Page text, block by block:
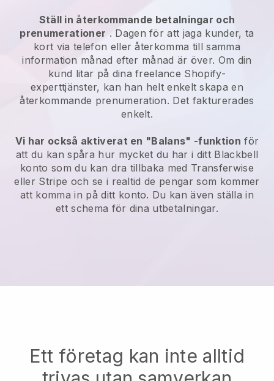
Ställ in återkommande betalningar och
prenumerationer . Dagen för att jaga kunder, ta
kort via telefon eller återkomma till samma
information månad efter månad är över. Om din
kund litar på dina freelance Shopify-
experttjänster, kan han helt enkelt skapa en
återkommande prenumeration. Det fakturerades
enkelt.
Vi har också aktiverat en "Balans" -funktion för
att du kan spåra hur mycket du har i ditt Blackbell
konto som du kan dra tillbaka med Transferwise
eller Stripe och se i realtid de pengar som kommer
att komma in på ditt konto. Du kan även ställa in
ett schema för dina utbetalningar.
Ett företag kan inte alltid